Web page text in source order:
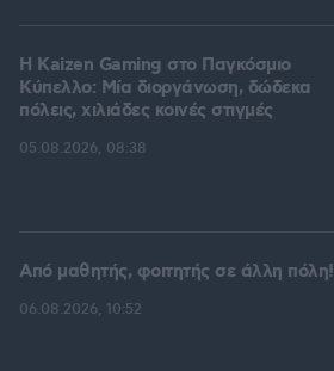
H Kaizen Gaming στο Παγκόσμιο
Kύπελλο: Μία διοργάνωση, δώδεκα
πόλεις, χιλιάδες κοινές στιγμές
05.08.2026, 08:38
Από μαθητής, φοιτητής σε άλλη πόλη!
06.08.2026, 10:52